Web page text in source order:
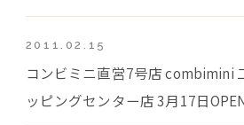
2011.02.15
コンビミニ直営7号店 combimini
ッピングセンター店 3月17日